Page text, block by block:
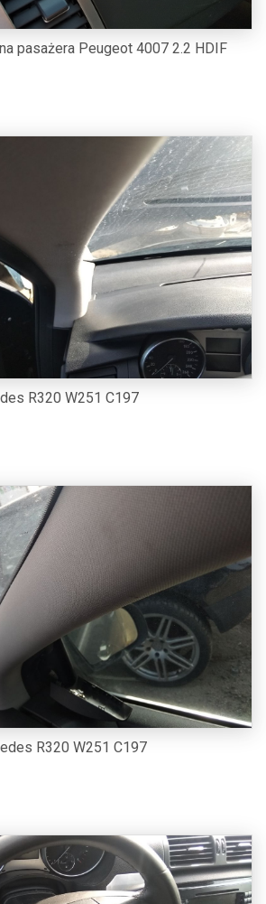
pasażera Peugeot 4007 2.2 HDIF
R320 W251 C197
R320 W251 C197